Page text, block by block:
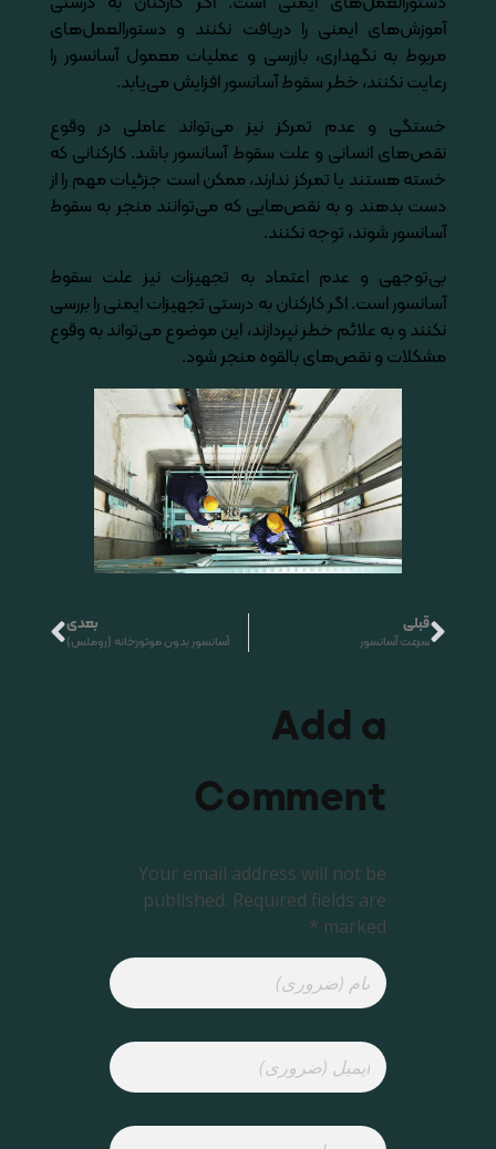
آموزش‌های ایمنی را دریافت نکنند و دستورالعمل‌های
مربوط به نگهداری، بازرسی و عملیات معمول آسانسور را
رعایت نکنند، خطر سقوط آسانسور افزایش می‌یابد.
خستگی و عدم تمرکز نیز می‌تواند عاملی در وقوع
نقص‌های انسانی و علت سقوط آسانسور باشد. کارکنانی که
خسته هستند یا تمرکز ندارند، ممکن است جزئیات مهم را از
دست بدهند و به نقص‌هایی که می‌توانند منجر به سقوط
آسانسور شوند، توجه نکنند.
بی‌توجهی و عدم اعتماد به تجهیزات نیز علت سقوط
آسانسور است. اگر کارکنان به درستی تجهیزات ایمنی را بررسی
نکنند و به علائم خطر نپردازند، این موضوع می‌تواند به وقوع
مشکلات و نقص‌های بالقوه منجر شود.
قبلی
سرعت آسانسور
بعدی
آسانسور بدون موتورخانه (روملس)
Add a
Comment
Your email address will not be
published. Required fields are
marked *